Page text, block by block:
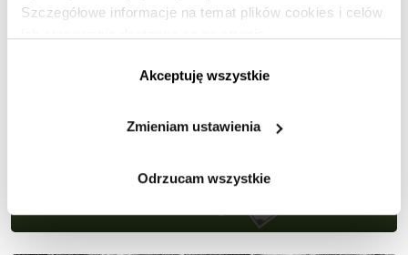
Szczegółowe informacje na temat plików cookies i celów
Akceptuję wszystkie
Zmieniam ustawienia
Odrzucam wszystkie
Jacek Siwicki: Ludzie, Czas